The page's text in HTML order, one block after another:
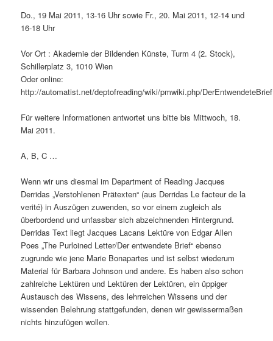
Do., 19 Mai 2011, 13-16 Uhr sowie Fr., 20. Mai 2011, 12-14 und
16-18 Uhr
Vor Ort : Akademie der Bildenden Künste, Turm 4 (2. Stock),
Schillerplatz 3, 1010 Wien
Oder online:
http://automatist.net/deptofreading/wiki/pmwiki.php/DerEntwendeteBrief
Für weitere Informationen antwortet uns bitte bis Mittwoch, 18.
Mai 2011.
A, B, C …
Wenn wir uns diesmal im Department of Reading Jacques
Derridas „Verstohlenen Prätexten“ (aus Derridas Le facteur de la
verité) in Auszügen zuwenden, so vor einem zugleich als
überbordend und unfassbar sich abzeichnenden Hintergrund.
Derridas Text liegt Jacques Lacans Lektüre von Edgar Allen
Poes „The Purloined Letter/Der entwendete Brief“ ebenso
zugrunde wie jene Marie Bonapartes und ist selbst wiederum
Material für Barbara Johnson und andere. Es haben also schon
zahlreiche Lektüren und Lektüren der Lektüren, ein üppiger
Austausch des Wissens, des lehrreichen Wissens und der
wissenden Belehrung stattgefunden, denen wir gewissermaßen
nichts hinzufügen wollen.